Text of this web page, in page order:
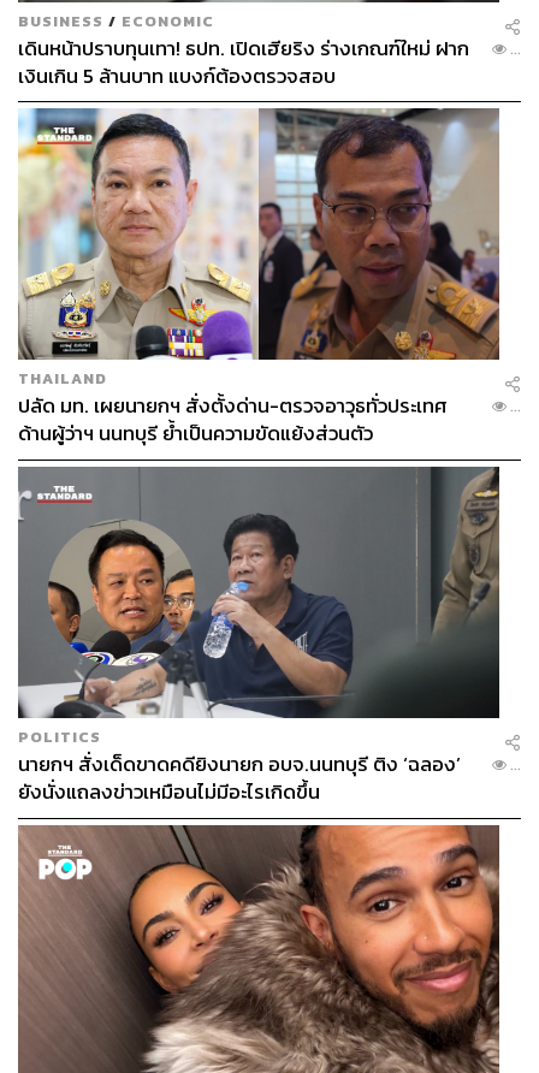
BUSINESS / ECONOMIC
เดินหน้าปราบทุนเทา! ธปท. เปิดเฮียริง ร่างเกณฑ์ใหม่ ฝาก
เงินเกิน 5 ล้านบาท แบงก์ต้องตรวจสอบ
...
THAILAND
ปลัด มท. เผยนายกฯ สั่งตั้งด่าน-ตรวจอาวุธทั่วประเทศ
ด้านผู้ว่าฯ นนทบุรี ย้ำเป็นความขัดแย้งส่วนตัว
...
POLITICS
นายกฯ สั่งเด็ดขาดคดียิงนายก อบจ.นนทบุรี ติง ‘ฉลอง’
ยังนั่งแถลงข่าวเหมือนไม่มีอะไรเกิดขึ้น
...